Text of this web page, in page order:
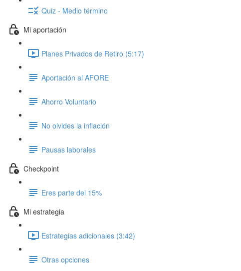
Quiz - Medio término
Mi aportación
Planes Privados de Retiro (5:17)
Aportación al AFORE
Ahorro Voluntario
No olvides la inflación
Pausas laborales
Checkpoint
Eres parte del 15%
Mi estrategia
Estrategias adicionales (3:42)
Otras opciones